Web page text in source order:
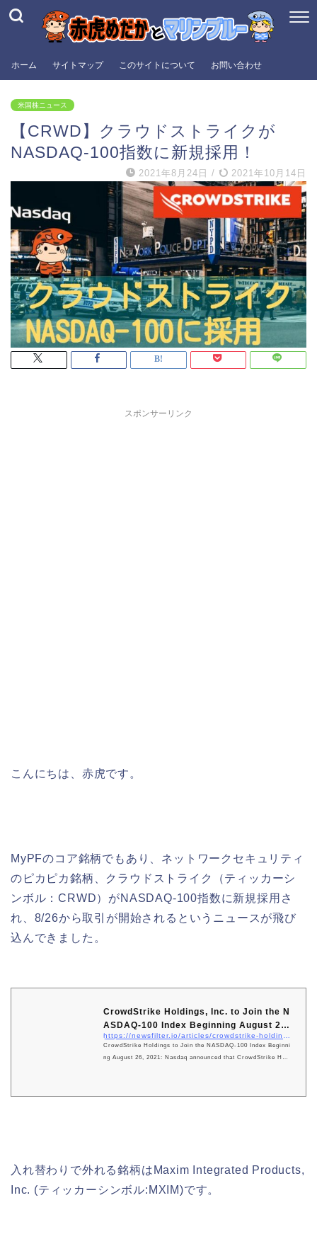
ホーム サイトマップ このサイトについて お問い合わせ
米国株ニュース
【CRWD】クラウドストライクが
NASDAQ-100指数に新規採用！
2021年8月24日 / 2021年10月14日
スポンサーリンク
こんにちは、赤虎です。
MyPFのコア銘柄でもあり、ネットワークセキュリティ
のピカピカ銘柄、クラウドストライク（ティッカーシ
ンボル：CRWD）がNASDAQ-100指数に新規採用さ
れ、8/26から取引が開始されるというニュースが飛び
込んできました。
CrowdStrike Holdings, Inc. to Join the N
ASDAQ-100 Index Beginning August 26,
...
CrowdStrike Holdings to Join the NASDAQ-100 Index Beginni
ng August 26, 2021: Nasdaq announced that CrowdStrike Hold
入れ替わりで外れる銘柄はMaxim Integrated Products,
Inc. (ティッカーシンボル:MXIM)です。